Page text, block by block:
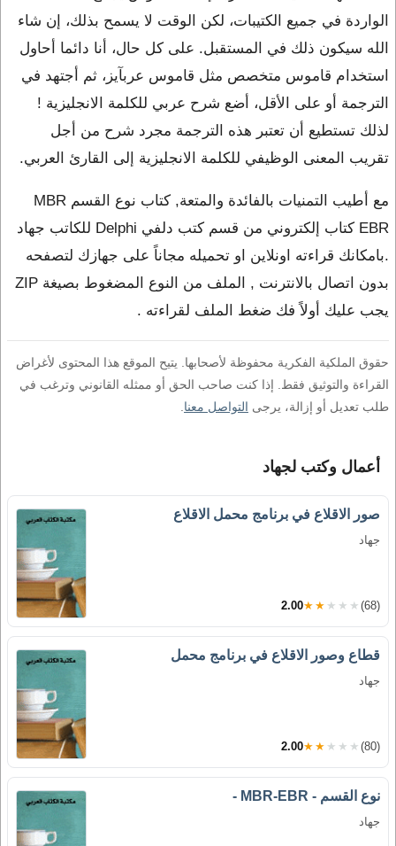
الواردة في جميع الكتيبات، لكن الوقت لا يسمح بذلك، إن شاء
الله سيكون ذلك في المستقبل. على كل حال، أنا دائما أحاول
استخدام قاموس متخصص مثل قاموس عربآيز، ثم أجتهد في
الترجمة أو على الأقل، أضع شرح عربي للكلمة الانجليزية !
لذلك تستطيع أن تعتبر هذه الترجمة مجرد شرح من أجل
تقريب المعنى الوظيفي للكلمة الانجليزية إلى القارئ العربي.
مع أطيب التمنيات بالفائدة والمتعة, كتاب نوع القسم MBR
EBR كتاب إلكتروني من قسم كتب دلفي Delphi للكاتب جهاد
.بامكانك قراءته اونلاين او تحميله مجاناً على جهازك لتصفحه
بدون اتصال بالانترنت , الملف من النوع المضغوط بصيغة ZIP
يجب عليك أولاً فك ضغط الملف لقراءته .
حقوق الملكية الفكرية محفوظة لأصحابها. يتيح الموقع هذا المحتوى لأغراض
القراءة والتوثيق فقط. إذا كنت صاحب الحق أو ممثله القانوني وترغب في
طلب تعديل أو إزالة، يرجى التواصل معنا
أعمال وكتب لجهاد
صور الاقلاع في برنامج محمل الاقلاع
جهاد
2.00★★★★★ (68)
قطاع وصور الاقلاع في برنامج محمل
جهاد
2.00★★★★★ (80)
نوع القسم - MBR-EBR -
جهاد